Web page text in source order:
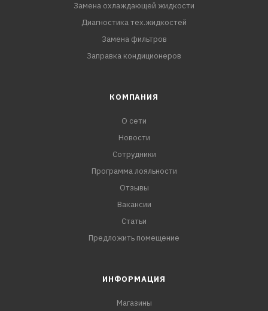
Замена охлаждающей жидкости
Диагностика тех.жидкостей
Замена фильтров
Заправка кондиционеров
КОМПАНИЯ
О сети
Новости
Сотрудники
Программа лояльности
Отзывы
Вакансии
Статьи
Предложить помещение
ИНФОРМАЦИЯ
Магазины